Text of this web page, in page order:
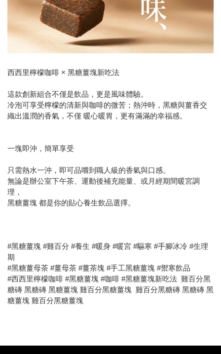
西西里檸檬咖啡 × 黑糖薑塊新吃法
這款創新組合不僅是飲品，更是風味體驗。
冷泡可享受檸檬的清新與咖啡的微苦；熱沖時，黑糖與薑香交
織出溫潤的香氣，不僅 暖心暖胃，更有滿滿的幸福感。
一塊即沖，簡單享受
只需熱水一沖，即可品嚐到職人級的香氣與口感。
無論是辦公室下午茶、運動後補充能量、或月經期間暖宮調
理，
黑糖薑塊 都是你的貼心養生飲品選擇。
#黑糖薑塊 #雞百分 #養生 #暖身 #暖宮 #驅寒 #手腳冰冷 #生理
期
#黑糖薑母茶 #薑母茶 #薑茶塊 #手工黑糖薑塊 #禦寒飲品
#西西里檸檬咖啡 #黑糖薑塊 #咖啡 #黑糖薑塊新吃法 雞百分黑
糖磚 黑糖磚 黑糖薑塊 雞百分黑糖薑塊 雞百分黑糖磚 黑糖磚 黑
糖薑塊 雞百分黑糖薑塊